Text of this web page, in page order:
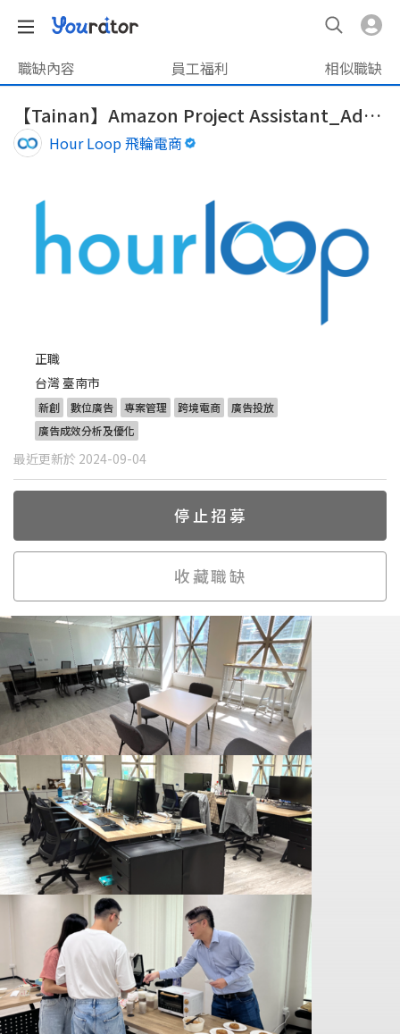
職缺內容 員工福利 相似職缺
【Tainan】Amazon Project Assistant_Advertising
Hour Loop 飛輪電商
正職
台灣 臺南市
新創 數位廣告 專案管理 跨境電商
廣告投放
廣告成效分析及優化
最近更新於 2024-09-04
停止招募
收藏職缺